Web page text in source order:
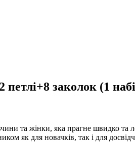
петлі+8 заколок (1
та жінки, яка прагне швидко та
як для новачків, так і для